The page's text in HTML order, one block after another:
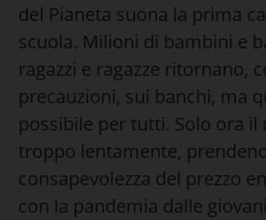
del Pianeta suona la prima
scuola. Milioni di bambini e
ragazzi e ragazze ritornano,
precauzioni, sui banchi, ma
possibile per tutti. Solo ora il
troppo lentamente,
consapevolezza del prezzo
con la pandemia dalle